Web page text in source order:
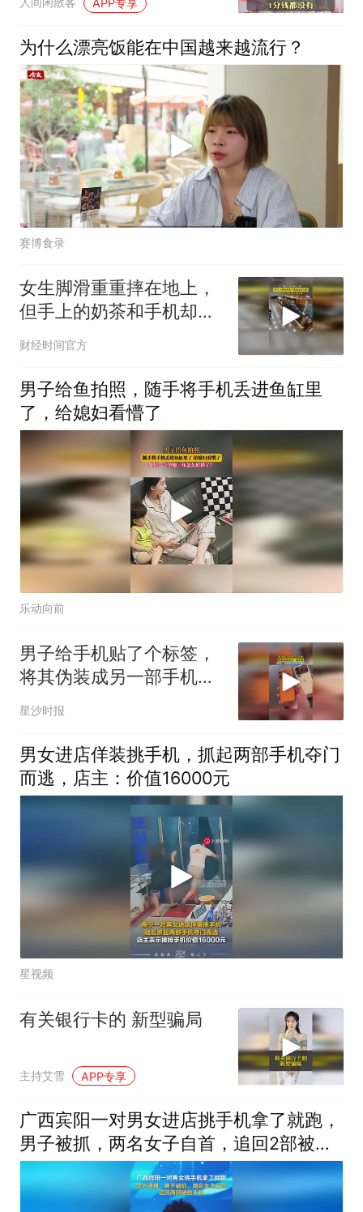
APP专享
为什么漂亮饭能在中国越来越流行？
赛博食录
女生脚滑重重摔在地上，
但手上的奶茶和手机却完
好无损！网友：这样奶茶
都没洒
财经时间官方
男子给鱼拍照，随手将手机丢进鱼缸里
了，给媳妇看懵了
乐动向前
男子给手机贴了个标签，
将其伪装成另一部手机，
网友：你别说 还挺好看的
星沙时报
男女进店佯装挑手机，抓起两部手机夺门
而逃，店主：价值16000元
星视频
有关银行卡的 新型骗局
主持艾雪 APP专享
广西宾阳一对男女进店挑手机拿了就跑，
男子被抓，两名女子自首，追回2部被抢
手机